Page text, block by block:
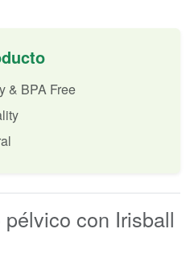
& BPA Free
con Irisball